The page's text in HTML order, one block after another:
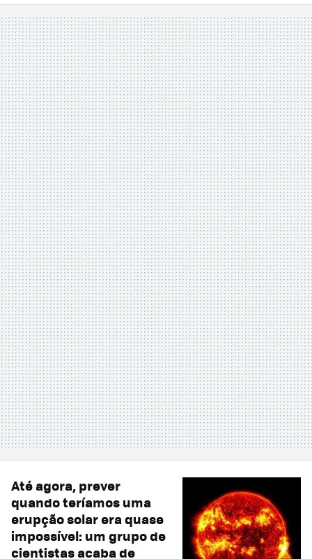
Até agora, prever
quando teríamos uma
erupção solar era quase
impossível: um grupo de
cientistas acaba de